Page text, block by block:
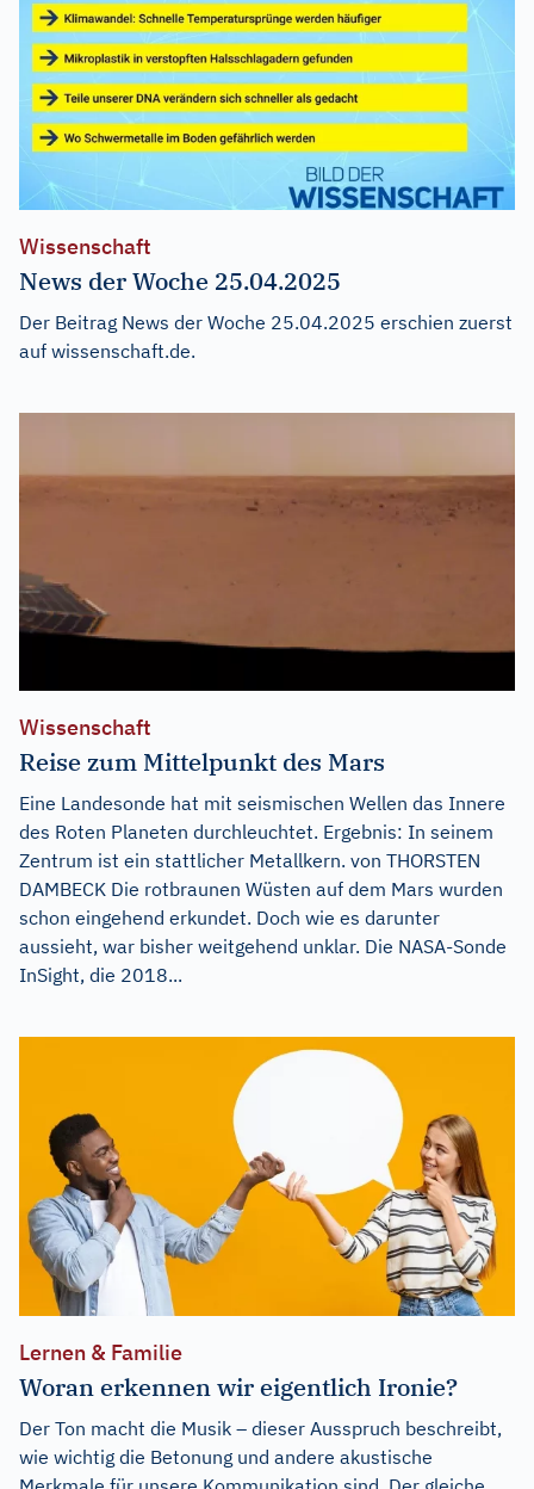
Wissenschaft
News der Woche 25.04.2025
Der Beitrag News der Woche 25.04.2025 erschien zuerst
auf wissenschaft.de.
Wissenschaft
Reise zum Mittelpunkt des Mars
Eine Landesonde hat mit seismischen Wellen das Innere
des Roten Planeten durchleuchtet. Ergebnis: In seinem
Zentrum ist ein stattlicher Metallkern. von THORSTEN
DAMBECK Die rotbraunen Wüsten auf dem Mars wurden
schon eingehend erkundet. Doch wie es darunter
aussieht, war bisher weitgehend unklar. Die NASA-Sonde
InSight, die 2018...
Lernen & Familie
Woran erkennen wir eigentlich Ironie?
Der Ton macht die Musik – dieser Ausspruch beschreibt,
wie wichtig die Betonung und andere akustische